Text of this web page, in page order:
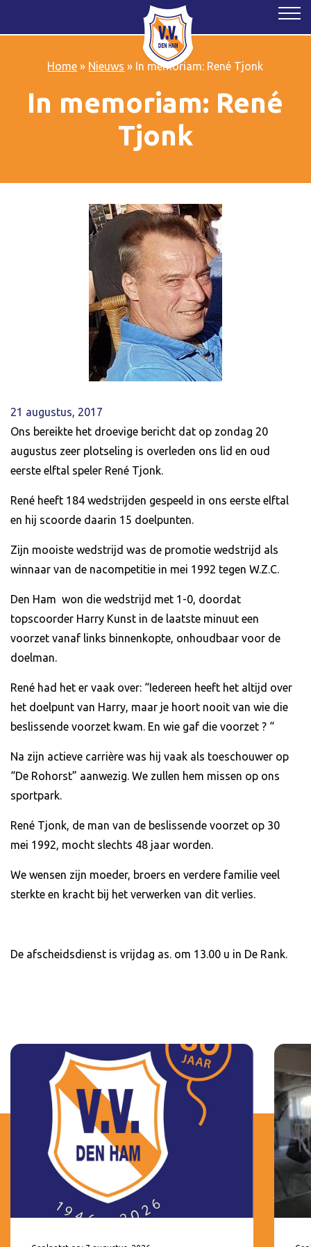
Home » Nieuws » In memoriam: René Tjonk
In memoriam: René
Tjonk
21 augustus, 2017
Ons bereikte het droevige bericht dat op zondag 20
augustus zeer plotseling is overleden ons lid en oud
eerste elftal speler René Tjonk.
René heeft 184 wedstrijden gespeeld in ons eerste elftal
en hij scoorde daarin 15 doelpunten.
Zijn mooiste wedstrijd was de promotie wedstrijd als
winnaar van de nacompetitie in mei 1992 tegen W.Z.C.
Den Ham won die wedstrijd met 1-0, doordat
topscoorder Harry Kunst in de laatste minuut een
voorzet vanaf links binnenkopte, onhoudbaar voor de
doelman.
René had het er vaak over: “Iedereen heeft het altijd over
het doelpunt van Harry, maar je hoort nooit van wie die
beslissende voorzet kwam. En wie gaf die voorzet ? “
Na zijn actieve carrière was hij vaak als toeschouwer op
“De Rohorst” aanwezig. We zullen hem missen op ons
sportpark.
René Tjonk, de man van de beslissende voorzet op 30
mei 1992, mocht slechts 48 jaar worden.
We wensen zijn moeder, broers en verdere familie veel
sterkte en kracht bij het verwerken van dit verlies.
De afscheidsdienst is vrijdag as. om 13.00 u in De Rank.